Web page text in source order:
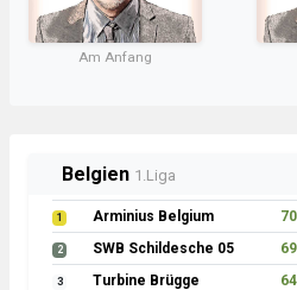
Am Anfang
Belgien 1.Liga
1 Arminius Belgium 70
2 SWB Schildesche 05 69
3 Turbine Brügge 64